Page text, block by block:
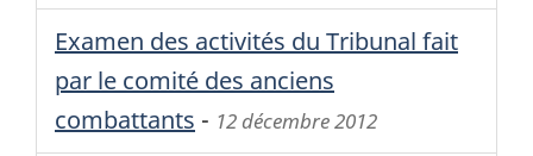
Examen des activités du Tribunal fait
par le comité des anciens
combattants - 12 décembre 2012